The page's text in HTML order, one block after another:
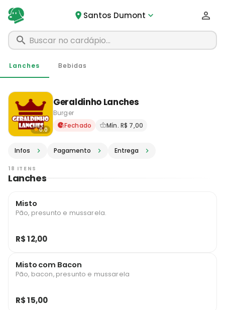
Santos Dumont
0.0
Geraldinho Lanches
Burger
Delivery em Santos
Fechado Mín. R$ 7,00
Infos Pagamento Entrega
Lanches Bebidas
18 ITENS
Lanches
Misto
Pão, presunto e mussarela.
R$ 12,00
Misto com Bacon
Pão, bacon, presunto e mussarela
R$ 15,00